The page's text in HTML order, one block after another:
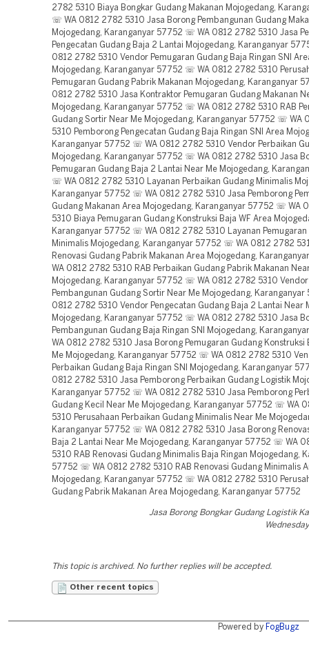
2782 5310 Biaya Bongkar Gudang Makanan Mojogedang,
☏ WA 0812 2782 5310 Jasa Borong Pembangunan Gudang
Mojogedang, Karanganyar 57752 ☏ WA 0812 2782 5310 Jasa
Pengecatan Gudang Baja 2 Lantai Mojogedang, Karanganyar
0812 2782 5310 Vendor Pemugaran Gudang Baja Ringan SNI
Mojogedang, Karanganyar 57752 ☏ WA 0812 2782 5310
Pemugaran Gudang Pabrik Makanan Mojogedang, Karanganyar
0812 2782 5310 Jasa Kontraktor Pemugaran Gudang Makanan
Mojogedang, Karanganyar 57752 ☏ WA 0812 2782 5310 RAB
Gudang Sortir Near Me Mojogedang, Karanganyar 57752 ☏ WA
5310 Pemborong Pengecatan Gudang Baja Ringan SNI Area
Karanganyar 57752 ☏ WA 0812 2782 5310 Vendor Perbaikan
Mojogedang, Karanganyar 57752 ☏ WA 0812 2782 5310 Jasa
Pemugaran Gudang Baja 2 Lantai Near Me Mojogedang,
☏ WA 0812 2782 5310 Layanan Perbaikan Gudang Minimalis
Karanganyar 57752 ☏ WA 0812 2782 5310 Jasa Pemborong
Gudang Makanan Area Mojogedang, Karanganyar 57752 ☏ WA
5310 Biaya Pemugaran Gudang Konstruksi Baja WF Area
Karanganyar 57752 ☏ WA 0812 2782 5310 Layanan Pemugaran
Minimalis Mojogedang, Karanganyar 57752 ☏ WA 0812 2782
Renovasi Gudang Pabrik Makanan Area Mojogedang,
WA 0812 2782 5310 RAB Perbaikan Gudang Pabrik Makanan
Mojogedang, Karanganyar 57752 ☏ WA 0812 2782 5310 Vendor
Pembangunan Gudang Sortir Near Me Mojogedang,
0812 2782 5310 Vendor Pengecatan Gudang Baja 2 Lantai Near
Mojogedang, Karanganyar 57752 ☏ WA 0812 2782 5310 Jasa
Pembangunan Gudang Baja Ringan SNI Mojogedang,
WA 0812 2782 5310 Jasa Borong Pemugaran Gudang Konstruksi
Me Mojogedang, Karanganyar 57752 ☏ WA 0812 2782 5310
Perbaikan Gudang Baja Ringan SNI Mojogedang, Karanganyar
0812 2782 5310 Jasa Pemborong Perbaikan Gudang Logistik
Karanganyar 57752 ☏ WA 0812 2782 5310 Jasa Pemborong
Gudang Kecil Near Me Mojogedang, Karanganyar 57752 ☏ WA
5310 Perusahaan Perbaikan Gudang Minimalis Near Me
Karanganyar 57752 ☏ WA 0812 2782 5310 Jasa Borong
Baja 2 Lantai Near Me Mojogedang, Karanganyar 57752 ☏ WA
5310 RAB Renovasi Gudang Minimalis Baja Ringan Mojogedang,
57752 ☏ WA 0812 2782 5310 RAB Renovasi Gudang Minimalis
Mojogedang, Karanganyar 57752 ☏ WA 0812 2782 5310
Gudang Pabrik Makanan Area Mojogedang, Karanganyar 57752
Jasa Borong Bongkar Gudang Logistik
This topic is archived. No further replies will be accepted.
Other recent topics
Powered by FogBugz